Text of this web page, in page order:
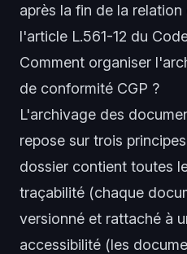
après la fin de la
l'article L.561-12 du
Comment organiser
de conformité CGP ?
L'archivage des
repose sur trois
dossier contient toutes
traçabilité (chaque
versionné et rattaché à
accessibilité (les